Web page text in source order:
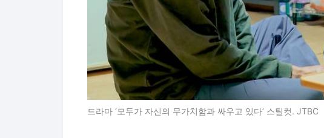
드라마 ‘모두가 자신의 무가치함과 싸우고 있다’ 스틸컷. JTBC